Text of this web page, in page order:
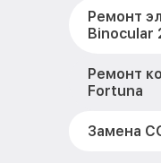
Ремонт
Binocular
Ремонт
Fortuna
Замена